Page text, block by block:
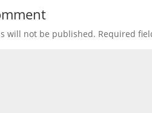
will not be published. Required